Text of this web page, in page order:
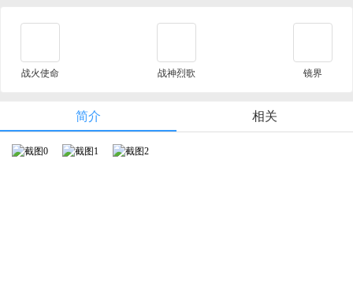
战火使命 战神烈歌 镜界
简介 相关